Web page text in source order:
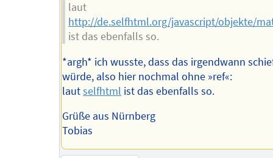
laut
http://de.selfhtml.org/javascript/objekte/
ist das ebenfalls so.
*argh* ich wusste, dass das irgendwann
würde, also hier nochmal ohne »ref«:
lautselfhtml ist das ebenfalls so.
Grüße aus Nürnberg
Tobias